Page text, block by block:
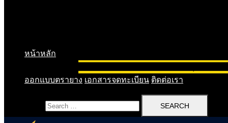
หน้าหลัก
ออกแบบตรายาง เอกสารจดทะเบียน ติดต่อเรา